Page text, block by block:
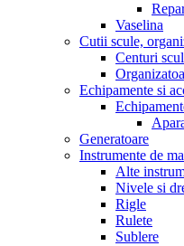
Vaselina
Cutii scule,
Centuri
Echipamente si
Generatoare
Instrumente de
Alte
Nivele si
Rigle
Rulete
Sublere